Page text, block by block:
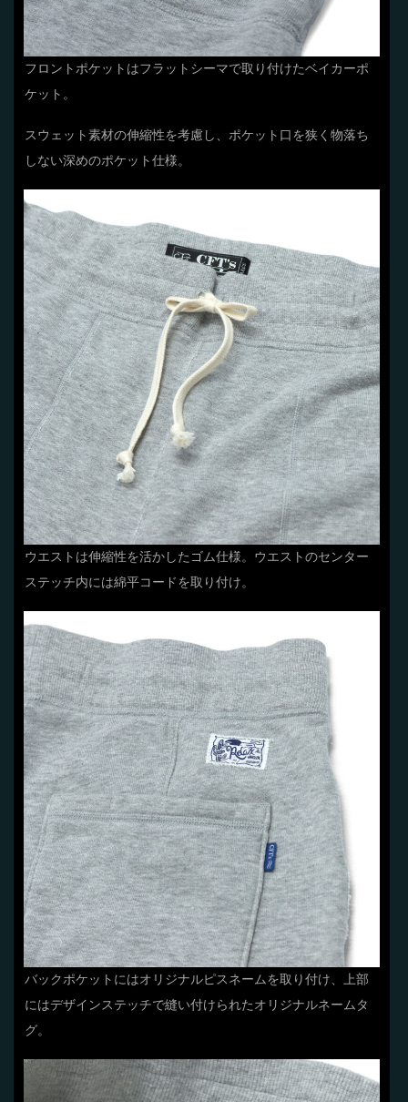
フロントポケットはフラットシーマで取り付けたベイカーポ
ケット。
スウェット素材の伸縮性を考慮し、ポケット口を狭く物落ち
しない深めのポケット仕様。
ウエストは伸縮性を活かしたゴム仕様。ウエストのセンター
ステッチ内には綿平コードを取り付け。
バックポケットにはオリジナルピスネームを取り付け、上部
にはデザインステッチで縫い付けられたオリジナルネームタ
グ。